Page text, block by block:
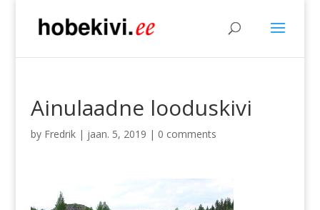
Ainulaadne looduskivi
by Fredrik| jaan. 5, 2019 | 0 comments